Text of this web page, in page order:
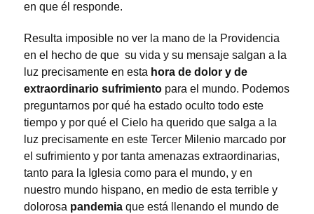
en que él responde.
Resulta imposible no ver la mano de la Providencia
en el hecho de que su vida y su mensaje salgan a la
luz precisamente en esta hora de dolor y de
extraordinario sufrimiento para el mundo. Podemos
preguntarnos por qué ha estado oculto todo este
tiempo y por qué el Cielo ha querido que salga a la
luz precisamente en este Tercer Milenio marcado por
el sufrimiento y por tanta amenazas extraordinarias,
tanto para la Iglesia como para el mundo, y en
nuestro mundo hispano, en medio de esta terrible y
dolorosa pandemia que está llenando el mundo de